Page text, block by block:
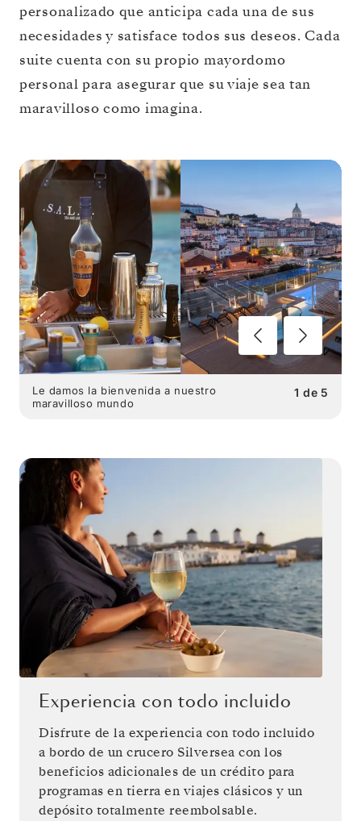
personalizado que anticipa cada una de sus
necesidades y satisface todos sus deseos. Cada
suite cuenta con su propio mayordomo
personal para asegurar que su viaje sea tan
maravilloso como imagina.
1 de 5
Le damos la bienvenida a nuestro
maravilloso mundo
Experiencia con todo incluido
Disfrute de la experiencia con todo incluido
a bordo de un crucero Silversea con los
beneficios adicionales de un crédito para
programas en tierra en viajes clásicos y un
depósito totalmente reembolsable.